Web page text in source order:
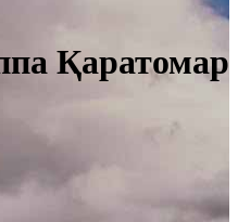
Қаратомар